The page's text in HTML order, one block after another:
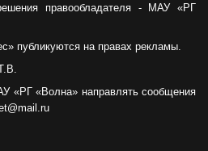
правообладателя - МАУ «РГ
публикуются на правах рекламы.
«РГ «Волна» направлять сообщения